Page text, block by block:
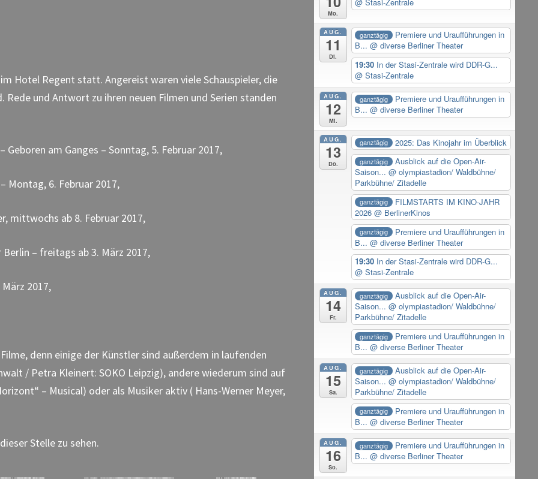
Hotel Regent statt. Angereist waren viele Schauspieler, die
und Antwort zu ihren neuen Filmen und Serien standen
Geboren am Ganges – Sonntag, 5. Februar 2017,
Montag, 6. Februar 2017,
mittwochs ab 8. Februar 2017,
Berlin – freitags ab 3. März 2017,
2017,
denn einige der Künstler sind außerdem in laufenden
/ Petra Kleinert: SOKO Leipzig), andere wiederum sind auf
– Musical) oder als Musiker aktiv ( Hans-Werner Meyer,
Stelle zu sehen.
Mo.
AUG.
11
Di.
ganztägig
Premiere und Uraufführungen in
B...@ diverse Berliner Theater
19:30 In der Stasi-Zentrale wird DDR-G...
@ Stasi-Zentrale
AUG.
12
Mi.
ganztägig
Premiere und Uraufführungen in
B...@ diverse Berliner Theater
AUG.
13
Do.
ganztägig 2025: Das Kinojahr im Überblick
ganztägig
Ausblick auf die Open-Air-
Saison...@ olympiastadion/ Waldbühne/
Parkbühne/ Zitadelle
ganztägig
FILMSTARTS IM KINO-JAHR
2026@ BerlinerKinos
ganztägig
Premiere und Uraufführungen in
B...@ diverse Berliner Theater
19:30 In der Stasi-Zentrale wird DDR-G...
@ Stasi-Zentrale
AUG.
14
Fr.
ganztägig
Ausblick auf die Open-Air-
Saison...@ olympiastadion/ Waldbühne/
Parkbühne/ Zitadelle
ganztägig
Premiere und Uraufführungen in
B...@ diverse Berliner Theater
AUG.
15
Sa.
ganztägig
Ausblick auf die Open-Air-
Saison...@ olympiastadion/ Waldbühne/
Parkbühne/ Zitadelle
ganztägig
Premiere und Uraufführungen in
B...@ diverse Berliner Theater
AUG.
16
So.
ganztägig
Premiere und Uraufführungen in
B...@ diverse Berliner Theater